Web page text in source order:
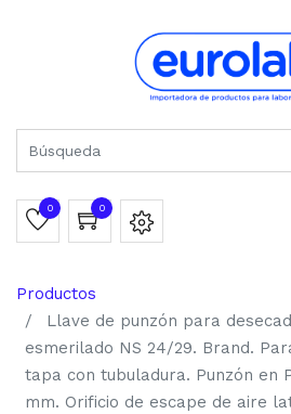
0 0
Productos
Llave de punzón para
esmerilado NS 24/29. Brand.
tapa con tubuladura. Punzón en
mm. Orificio de escape de aire